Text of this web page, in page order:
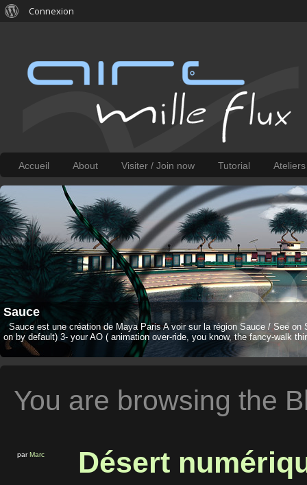
Accueil About Visiter / Join now Tutorial
Sauce
Sauce est une création de Maya Paris A voir sur la région Sauce / See
on by default) 3- your AO ( animation over-ride, you know, the fancy-walk
You are browsing the
parMarc Désert
Connexion